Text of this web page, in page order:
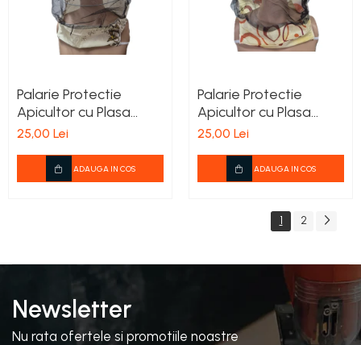
Palarie Protectie
Apicultor cu Plasa
Detasabila sI Model
25,00 Lei
ADAUGA IN COS
Palarie Protectie
Apicultor cu Plasa
Detasabila sI Model
25,00 Lei
ADAUGA IN COS
1 2
Newsletter
Nu rata ofertele si promotiile noastre